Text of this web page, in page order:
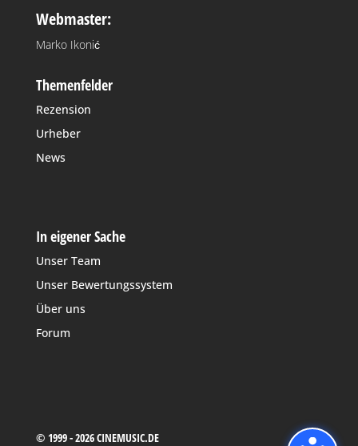
Webmaster:
Marko Ikonić
Themenfelder
Rezension
Urheber
News
In eigener Sache
Unser Team
Unser Bewertungssystem
Über uns
Forum
© 1999 - 2026 CINEMUSIC.DE